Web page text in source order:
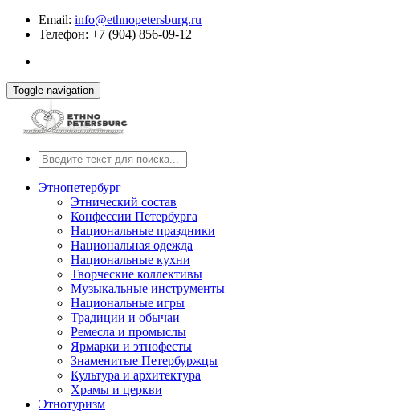
Email: info@ethnopetersburg.ru
Телефон: +7 (904) 856-09-12
Toggle navigation
Этнопетербург
Этнический состав
Конфессии Петербурга
Национальные праздники
Национальная одежда
Национальные кухни
Творческие коллективы
Музыкальные инструменты
Национальные игры
Традиции и обычаи
Ремесла и промыслы
Ярмарки и этнофесты
Знаменитые Петербуржцы
Культура и архитектура
Храмы и церкви
Этнотуризм